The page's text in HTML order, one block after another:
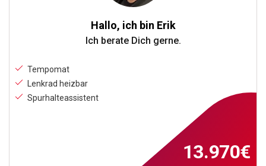
Hallo, ich bin Erik
Ich berate Dich gerne.
Tempomat
Lenkrad heizbar
Spurhalteassistent
13.970€